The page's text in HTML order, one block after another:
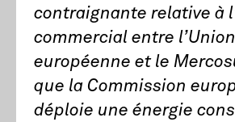
contraignante relative à
commercial entre l’Union
européenne et le
que la Commission
déploie une énergie